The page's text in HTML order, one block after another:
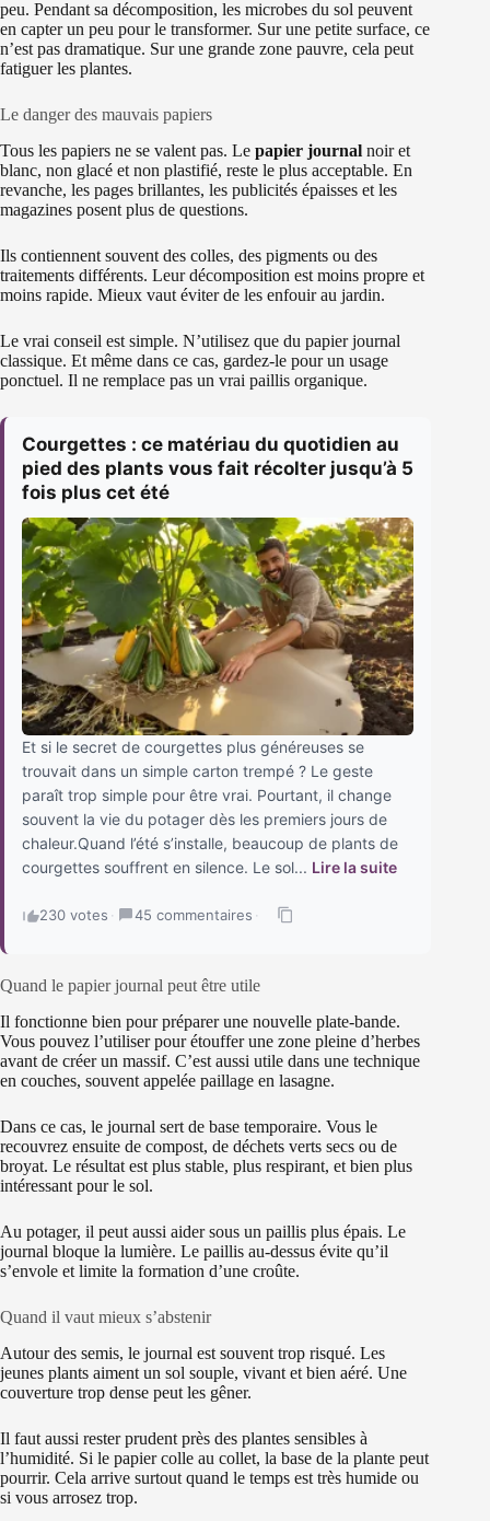
peu. Pendant sa décomposition, les microbes du sol peuvent
en capter un peu pour le transformer. Sur une petite surface, ce
n’est pas dramatique. Sur une grande zone pauvre, cela peut
fatiguer les plantes.
Le danger des mauvais papiers
Tous les papiers ne se valent pas. Le papier journal noir et
blanc, non glacé et non plastifié, reste le plus acceptable. En
revanche, les pages brillantes, les publicités épaisses et les
magazines posent plus de questions.
Ils contiennent souvent des colles, des pigments ou des
traitements différents. Leur décomposition est moins propre et
moins rapide. Mieux vaut éviter de les enfouir au jardin.
Le vrai conseil est simple. N’utilisez que du papier journal
classique. Et même dans ce cas, gardez-le pour un usage
ponctuel. Il ne remplace pas un vrai paillis organique.
Courgettes : ce matériau du quotidien au
pied des plants vous fait récolter jusqu’à 5
fois plus cet été
Et si le secret de courgettes plus généreuses se
trouvait dans un simple carton trempé ? Le geste
paraît trop simple pour être vrai. Pourtant, il change
souvent la vie du potager dès les premiers jours de
chaleur.Quand l’été s’installe, beaucoup de plants de
courgettes souffrent en silence. Le sol... Lire la suite
230 votes · 45 commentaires ·
Quand le papier journal peut être utile
Il fonctionne bien pour préparer une nouvelle plate-bande.
Vous pouvez l’utiliser pour étouffer une zone pleine d’herbes
avant de créer un massif. C’est aussi utile dans une technique
en couches, souvent appelée paillage en lasagne.
Dans ce cas, le journal sert de base temporaire. Vous le
recouvrez ensuite de compost, de déchets verts secs ou de
broyat. Le résultat est plus stable, plus respirant, et bien plus
intéressant pour le sol.
Au potager, il peut aussi aider sous un paillis plus épais. Le
journal bloque la lumière. Le paillis au-dessus évite qu’il
s’envole et limite la formation d’une croûte.
Quand il vaut mieux s’abstenir
Autour des semis, le journal est souvent trop risqué. Les
jeunes plants aiment un sol souple, vivant et bien aéré. Une
couverture trop dense peut les gêner.
Il faut aussi rester prudent près des plantes sensibles à
l’humidité. Si le papier colle au collet, la base de la plante peut
pourrir. Cela arrive surtout quand le temps est très humide ou
si vous arrosez trop.